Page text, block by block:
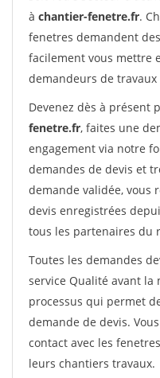
à chantier-fenetre.fr.
fenetres demandent
facilement vous mettre
demandeurs de
Devenez dès à présent
fenetre.fr, faites une
engagement via notre
demandes de devis et
demande validée, vous
devis enregistrées
tous les partenaires du
Toutes les demandes
service Qualité avant la
processus qui permet
demande de devis.
contact avec les
leurs chantiers travaux.